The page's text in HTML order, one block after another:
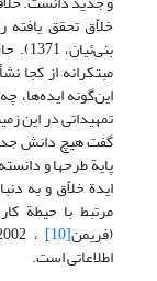
خلاّق تحقق یافته
مبتکرانه از کجا
این‌گونه ایده‌ها،
تمهیداتی در این
گفت هیچ دانش
پایة طرحها و
ایدة خلاّق و به
مرتبط با حیطة
(فریمن[10]
اطلاعاتی است.